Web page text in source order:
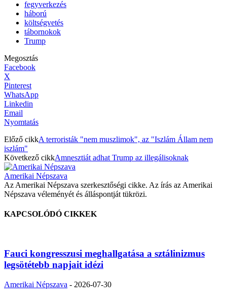
fegyverkezés
háború
költségvetés
tábornokok
Trump
Megosztás
Facebook
X
Pinterest
WhatsApp
Linkedin
Email
Nyomtatás
Előző cikkA terroristák "nem muszlimok", az "Iszlám Állam nem
iszlám"
Következő cikkAmnesztiát adhat Trump az illegálisoknak
Amerikai Népszava
Az Amerikai Népszava szerkesztőségi cikke. Az írás az Amerikai
Népszava véleményét és álláspontját tükrözi.
KAPCSOLÓDÓ CIKKEK
Fauci kongresszusi meghallgatása a sztálinizmus
legsötétebb napjait idézi
Amerikai Népszava - 2026-07-30